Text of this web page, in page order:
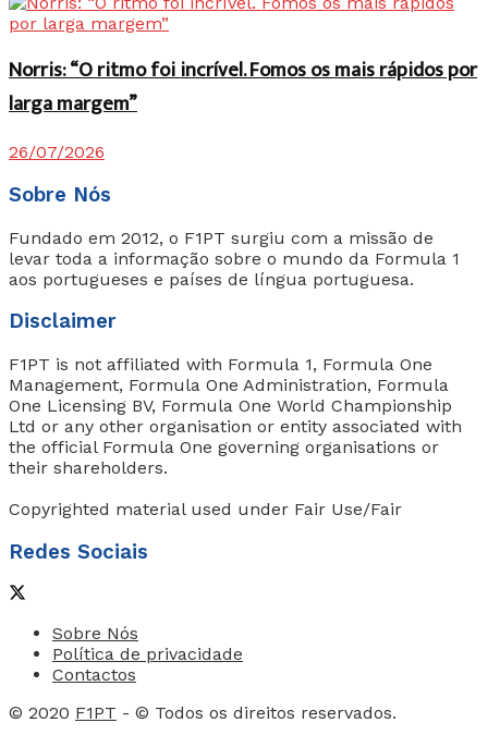
Norris: “O ritmo foi incrível. Fomos os mais rápidos por
larga margem”
26/07/2026
Sobre Nós
Fundado em 2012, o F1PT surgiu com a missão de
levar toda a informação sobre o mundo da Formula 1
aos portugueses e países de língua portuguesa.
Disclaimer
F1PT is not affiliated with Formula 1, Formula One
Management, Formula One Administration, Formula
One Licensing BV, Formula One World Championship
Ltd or any other organisation or entity associated with
the official Formula One governing organisations or
their shareholders.
Copyrighted material used under Fair Use/Fair
Redes Sociais
Sobre Nós
Política de privacidade
Contactos
© 2020 F1PT - © Todos os direitos reservados.